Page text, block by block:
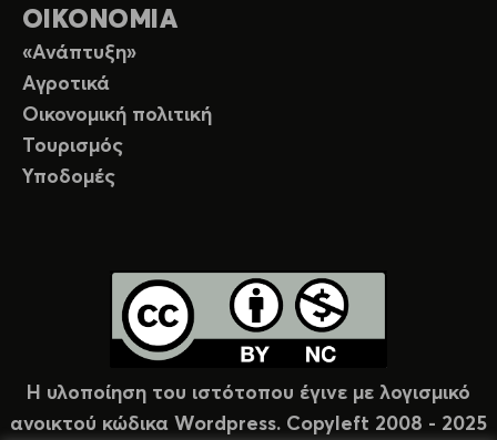
ΟΙΚΟΝΟΜΙΑ
«Ανάπτυξη»
Αγροτικά
Οικονομική πολιτική
Τουρισμός
Υποδομές
Η υλοποίηση του ιστότοπου έγινε με λογισμικό
ανοικτού κώδικα Wordpress. Copyleft 2008 - 2025